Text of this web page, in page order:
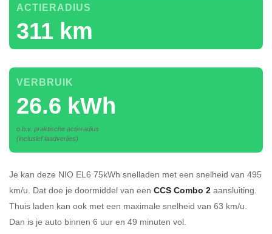
311 km
ACTIERADIUS
26.6 kWh
VERBRUIK
o.b.v. praktische actieradius
(inclusief laadverlies)
Je kan deze NIO EL6 75kWh snelladen met een snelheid van 495
km/u. Dat doe je doormiddel van een CCS Combo 2 aansluiting.
Thuis laden kan ook met een maximale snelheid van 63 km/u.
Dan is je auto binnen 6 uur en 49 minuten vol.